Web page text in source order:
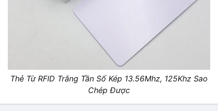
Thẻ Từ RFID Trắng Tần Số Kép 13.56Mhz, 125Khz Sao
Chép Được